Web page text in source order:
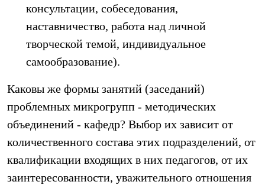
консультации, собеседования,
наставничество, работа над личной
творческой темой, индивидуальное
самообразование).
Каковы же формы занятий (заседаний)
проблемных микрогрупп - методических
объединений - кафедр? Выбор их зависит от
количественного состава этих подразделений, от
квалификации входящих в них педагогов, от их
заинтересованности, уважительного отношения